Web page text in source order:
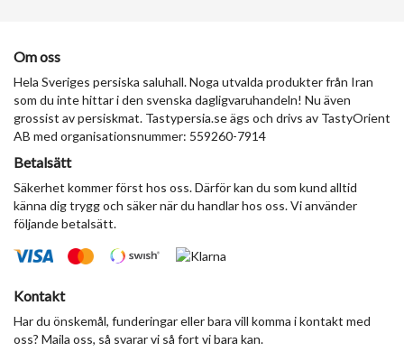
Om oss
Hela Sveriges persiska saluhall. Noga utvalda produkter från Iran
som du inte hittar i den svenska dagligvaruhandeln! Nu även
grossist av persiskmat. Tastypersia.se ägs och drivs av TastyOrient
AB med organisationsnummer: 559260-7914
Betalsätt
Säkerhet kommer först hos oss. Därför kan du som kund alltid
känna dig trygg och säker när du handlar hos oss. Vi använder
följande betalsätt.
Kontakt
Har du önskemål, funderingar eller bara vill komma i kontakt med
oss? Maila oss, så svarar vi så fort vi bara kan.